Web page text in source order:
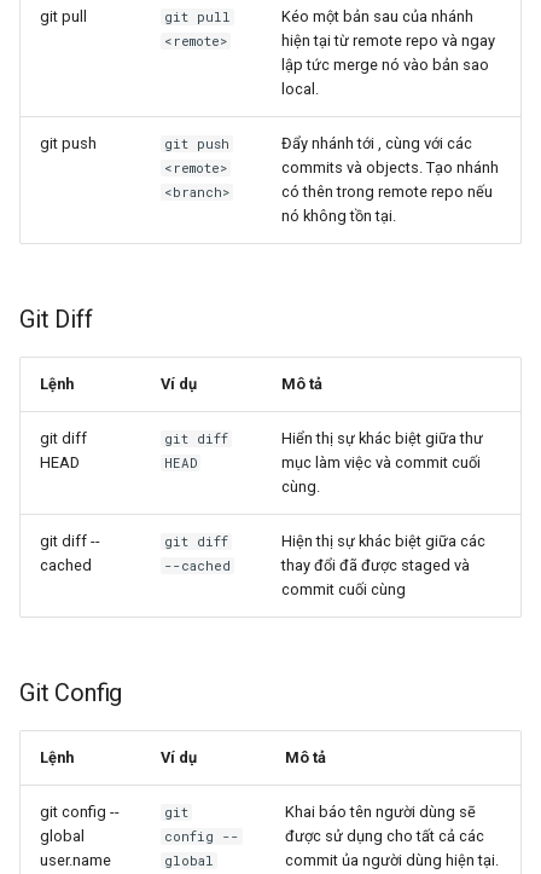
git pull
git pull
<remote>
Kéo một bản sau của nhánh
hiện tại từ remote repo và ngay
lập tức merge nó vào bản sao
local.
git push
git push
<remote>
<branch>
Đẩy nhánh tới , cùng với các
commits và objects. Tạo nhánh
có thên trong remote repo nếu
nó không tồn tại.
Git Diff
Lệnh Ví dụ Mô tả
git diff
HEAD
git diff
HEAD
Hiển thị sự khác biệt giữa thư
mục làm việc và commit cuối
cùng.
git diff --
cached
git diff
--cached
Hiện thị sự khác biệt giữa các
thay đổi đã được staged và
commit cuối cùng
Git Config
Lệnh Ví dụ Mô tả
git config --
global
user.name
git
config --
global
Khai báo tên người dùng sẽ
được sử dụng cho tất cả các
commit ủa người dùng hiện tại.